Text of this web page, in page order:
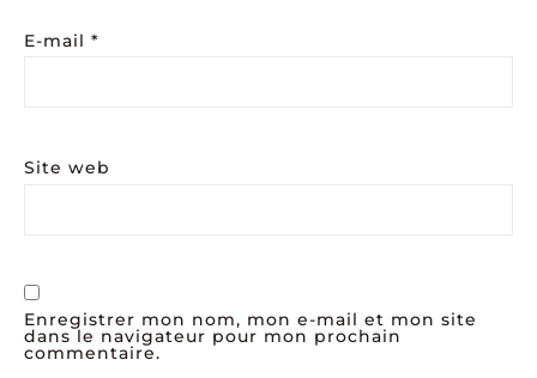
E-mail *
Site web
Enregistrer mon nom, mon e-mail et mon site
dans le navigateur pour mon prochain
commentaire.